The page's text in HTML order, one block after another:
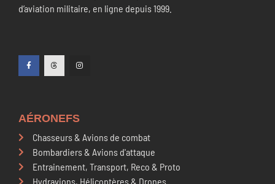
d’aviation militaire, en ligne depuis 1999.
AÉRONEFS
Chasseurs & Avions de combat
Bombardiers & Avions d'attaque
Entrainement, Transport, Reco & Proto
Hydravions, Hélicoptères & Drones